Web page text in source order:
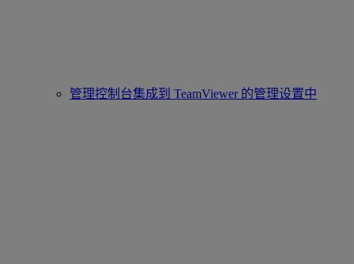
管理控制台集成到 TeamViewer 的管理设置中